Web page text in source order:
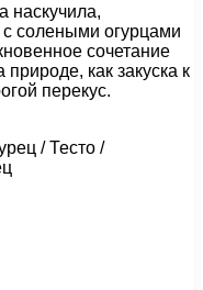
наскучила,
с солеными огурцами
сочетание
как закуска к
перекус.
/ Тесто /